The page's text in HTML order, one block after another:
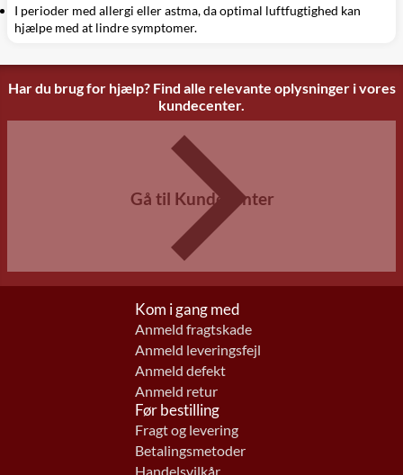
I perioder med allergi eller astma, da optimal luftfugtighed kan
hjælpe med at lindre symptomer.
Har du brug for hjælp? Find alle relevante oplysninger i vores
kundecenter.
Gå til Kundecenter
Kom i gang med
Anmeld fragtskade
Anmeld leveringsfejl
Anmeld defekt
Anmeld retur
Før bestilling
Fragt og levering
Betalingsmetoder
Handelsvilkår